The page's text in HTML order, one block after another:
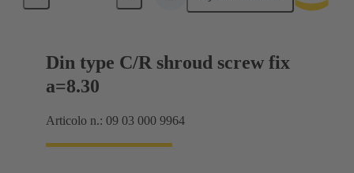
Din type C/R shroud screw fix
a=8.30
Articolo n.: 09 03 000 9964